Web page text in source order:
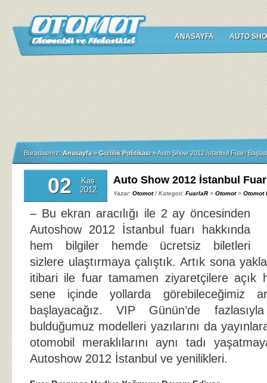
ANASAYFA AUTO
Buradasınız: Anasayfa » Gizlilik Politikası »Auto Show 2012 İstanbul Fuarı
02
Kas
2012
Auto Show 2012 İstanbul
Yazar: Otomot/ Kategori: FuarlaR > Otomot> Otomot
– Bu ekran aracılığı ile 2 ay öncesinden
Autoshow 2012 İstanbul fuarı hakkında
hem bilgiler hemde ücretsiz biletleri
sizlere ulaştırmaya çalıştık. Artık sona
itibari ile fuar tamamen ziyaretçilere açık
sene içinde yollarda görebileceğimiz
başlayacağız. VIP Günün’de
bulduğumuz modelleri yazılarını da
otomobil meraklılarını aynı tadı
Autoshow 2012 İstanbul ve yenilikleri.